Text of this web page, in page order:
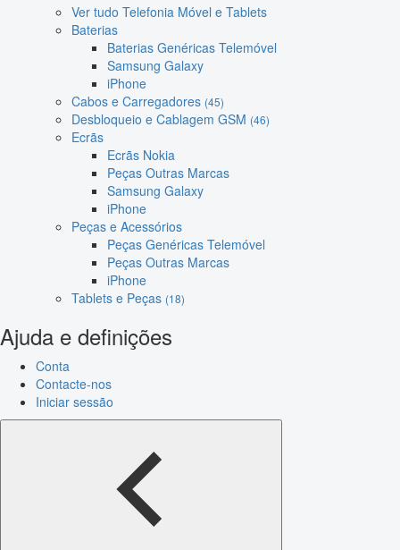
Ver tudo Telefonia Móvel e Tablets
Baterias
Baterias Genéricas Telemóvel
Samsung Galaxy
iPhone
Cabos e Carregadores (45)
Desbloqueio e Cablagem GSM (46)
Ecrãs
Ecrãs Nokia
Peças Outras Marcas
Samsung Galaxy
iPhone
Peças e Acessórios
Peças Genéricas Telemóvel
Peças Outras Marcas
iPhone
Tablets e Peças (18)
Ajuda e definições
Conta
Contacte-nos
Iniciar sessão